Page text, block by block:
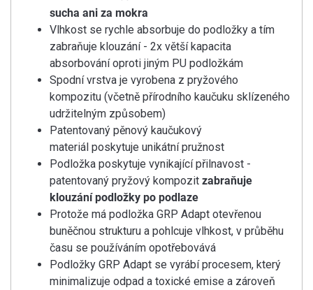
sucha ani za mokra
Vlhkost se rychle absorbuje do podložky a tím
zabraňuje klouzání - 2x větší kapacita
absorbování oproti jiným PU podložkám
Spodní vrstva je vyrobena z pryžového
kompozitu (včetně přírodního kaučuku sklízeného
udržitelným způsobem)
Patentovaný pěnový kaučukový
materiál poskytuje unikátní pružnost
Podložka poskytuje vynikající přilnavost -
patentovaný pryžový kompozit zabraňuje
klouzání podložky po podlaze
Protože má podložka GRP Adapt otevřenou
buněčnou strukturu a pohlcuje vlhkost, v průběhu
času se používáním opotřebovává
Podložky GRP Adapt se vyrábí procesem, který
minimalizuje odpad a toxické emise a zároveň